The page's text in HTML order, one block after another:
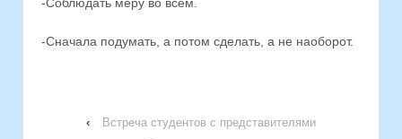
-Сначала подумать, а потом сделать, а не наоборот.
‹
Встреча студентов с представителями